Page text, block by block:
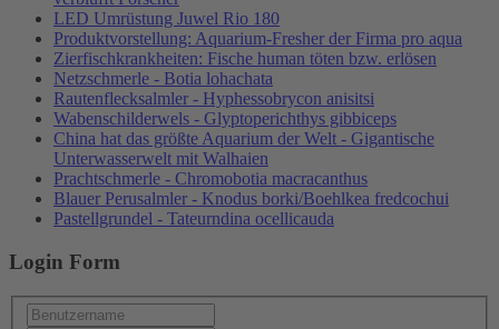
LED Umrüstung Juwel Rio 180
Produktvorstellung: Aquarium-Fresher der Firma pro aqua
Zierfischkrankheiten: Fische human töten bzw. erlösen
Netzschmerle - Botia lohachata
Rautenflecksalmler - Hyphessobrycon anisitsi
Wabenschilderwels - Glyptoperichthys gibbiceps
China hat das größte Aquarium der Welt - Gigantische
Unterwasserwelt mit Walhaien
Prachtschmerle - Chromobotia macracanthus
Blauer Perusalmler - Knodus borki/Boehlkea fredcochui
Pastellgrundel - Tateurndina ocellicauda
Login Form